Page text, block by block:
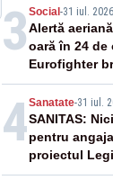
3 Social -31 iul.
Alertă
oară în 24 de
Eurofighter
la sol
4Sanatate-31 iul.
SANITAS:
pentru
proiectul